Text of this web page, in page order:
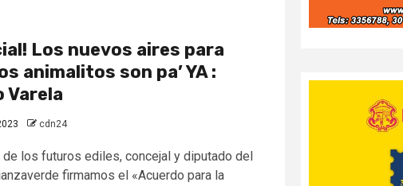
Los nuevos aires para
animalitos son pa’ YA :
Varela
cdn24
de los futuros ediles, concejal y diputado del
firmamos el «Acuerdo para la